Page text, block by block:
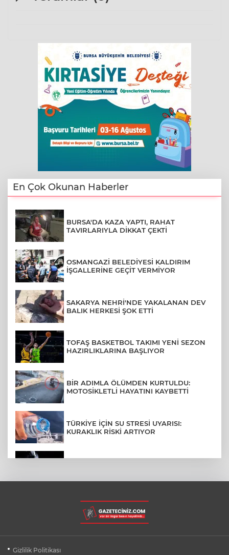
En Çok Okunan Haberler
BURSA'DA KAZA YAPTI, RAHAT
TAVIRLARIYLA DİKKAT ÇEKTİ
OSMANGAZİ BELEDİYESİ KALDIRIM
İŞGALLERİNE GEÇİT VERMİYOR
SAKARYA NEHRİ'NDE YAKALANAN DEV
BALIK HERKESİ ŞOK ETTİ
TOFAŞ BASKETBOL TAKIMI YENİ SEZON
HAZIRLIKLARINA BAŞLIYOR
BİR ADIMLA ÖLÜMDEN KURTULDU:
MOTOSİKLETLİ HAYATINI KAYBETTİ
TÜRKİYE İÇİN SU STRESİ UYARISI:
KURAKLIK RİSKİ ARTIYOR
BURSA ŞEHİR HASTANESİ OTOPARKI
AĞUSTOS AYINDA HİZMETE AÇILIYOR
Gizlilik Politikası